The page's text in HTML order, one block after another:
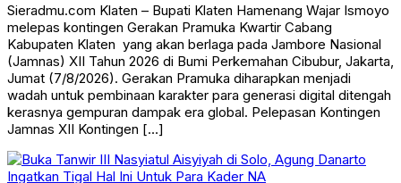
Sieradmu.com Klaten – Bupati Klaten Hamenang Wajar Ismoyo
melepas kontingen Gerakan Pramuka Kwartir Cabang
Kabupaten Klaten yang akan berlaga pada Jambore Nasional
(Jamnas) XII Tahun 2026 di Bumi Perkemahan Cibubur, Jakarta,
Jumat (7/8/2026). Gerakan Pramuka diharapkan menjadi
wadah untuk pembinaan karakter para generasi digital ditengah
kerasnya gempuran dampak era global. Pelepasan Kontingen
Jamnas XII Kontingen […]